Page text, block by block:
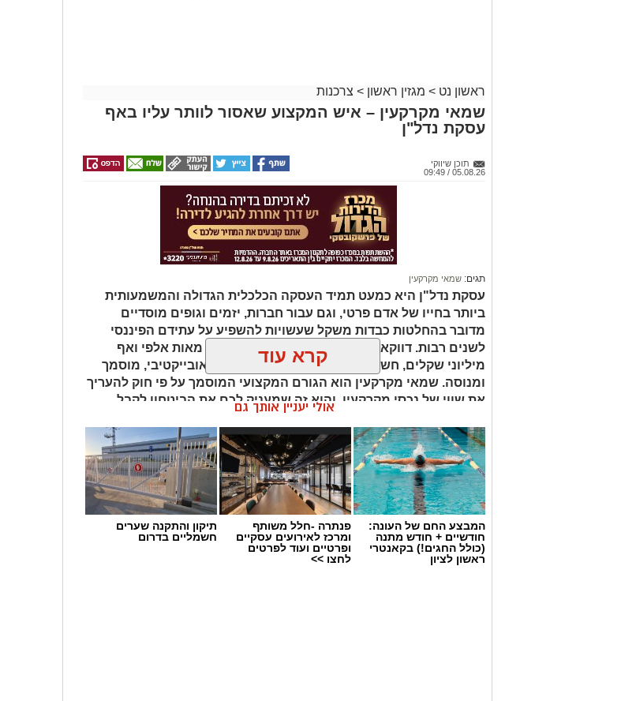
ראשון נט > מגזין ראשון > צרכנות
שמאי מקרקעין – איש המקצוע שאסור לוותר עליו באף
עסקת נדל"ן
תוכן שיווקי
05.08.26 / 09:49
תגים: שמאי מקרקעין
עסקת נדל"ן היא כמעט תמיד העסקה הכלכלית הגדולה והמשמעותית
ביותר בחייו של אדם פרטי, וגם עבור חברות, יזמים וגופים מוסדיים
מדובר בהחלטות כבדות משקל שעשויות להשפיע על עתידם הפיננסי
לשנים רבות. דווקא ברגעים שבהם מונחים על הכף מאות אלפי ואף
מיליוני שקלים, חשוב שיעמוד לצידכם איש מקצוע אובייקטיבי, מוסמך
ומנוסה. שמאי מקרקעין הוא הגורם המקצועי המוסמך על פי חוק להעריך
את שווי של נכסי מקרקעין, והוא זה שמעניק לכם את הביטחון לקבל
החלטות מבוססות, שקולות ובטוחות.
קרא עוד
אולי יעניין אותך גם
המבצע החם של העונה:
חודשיים + חודש מתנה
(כולל החגים!) בקאנטרי
ראשון לציון
פנתרה -חלל משותף
ומרכז לאירועים עסקיים
ופרטיים ועוד לפרטים
לחצו >>
תיקון והתקנה שערים
חשמליים בדרום